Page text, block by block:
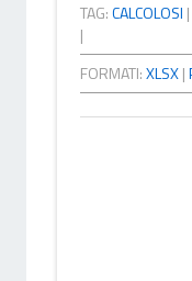
TAG:CALCOLOSI |
|
FORMATI:XLSX|